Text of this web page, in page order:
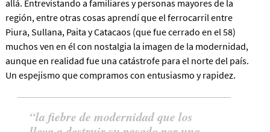
allá. Entrevistando a familiares y personas mayores de la
región, entre otras cosas aprendí que el ferrocarril entre
Piura, Sullana, Paita y Catacaos (que fue cerrado en el 58)
muchos ven en él con nostalgia la imagen de la modernidad,
aunque en realidad fue una catástrofe para el norte del país.
Un espejismo que compramos con entusiasmo y rapidez.
la fiebre de modernidad que los